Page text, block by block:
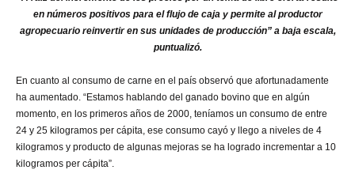
en números positivos para el flujo de caja y permite al productor
agropecuario reinvertir en sus unidades de producción” a baja escala,
puntualizó.
En cuanto al consumo de carne en el país observó que afortunadamente
ha aumentado. “Estamos hablando del ganado bovino que en algún
momento, en los primeros años de 2000, teníamos un consumo de entre
24 y 25 kilogramos per cápita, ese consumo cayó y llego a niveles de 4
kilogramos y producto de algunas mejoras se ha logrado incrementar a 10
kilogramos per cápita”.